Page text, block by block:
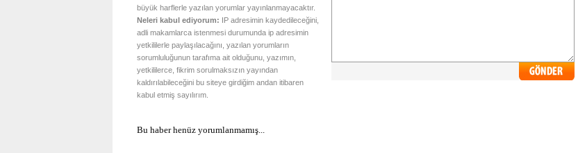
büyük harflerle yazılan yorumlar yayınlanmayacaktır.
Neleri kabul ediyorum: IP adresimin kaydedileceğini,
adli makamlarca istenmesi durumunda ip adresimin
yetkililerle paylaşılacağını, yazılan yorumların
sorumluluğunun tarafıma ait olduğunu, yazımın,
yetkililerce, fikrim sorulmaksızın yayından
kaldırılabileceğini bu siteye girdiğim andan itibaren
kabul etmiş sayılırım.
Bu haber henüz yorumlanmamış...